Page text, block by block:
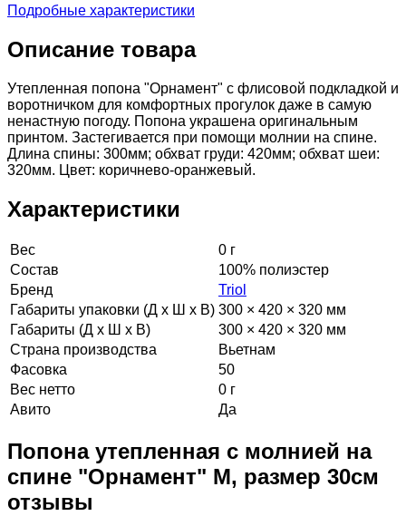
Подробные характеристики
Описание товара
Утепленная попона "Орнамент" с флисовой подкладкой и
воротничком для комфортных прогулок даже в самую
ненастную погоду. Попона украшена оригинальным
принтом. Застегивается при помощи молнии на спине.
Длина спины: 300мм; обхват груди: 420мм; обхват шеи:
320мм. Цвет: коричнево-оранжевый.
Характеристики
Вес
0 г
Состав
100% полиэстер
Бренд
Triol
Габариты упаковки (Д х Ш х В) 300 × 420 × 320 мм
Габариты (Д х Ш х В)
300 × 420 × 320 мм
Страна производства
Вьетнам
Фасовка
50
Вес нетто
0 г
Авито
Да
Попона утепленная с молнией на
спине "Орнамент" M, размер 30см
отзывы